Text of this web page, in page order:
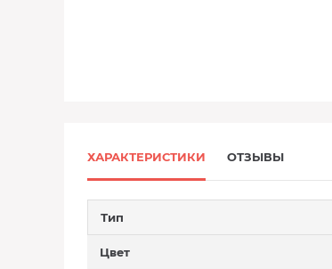
ХАРАКТЕРИСТИКИ ОТЗЫВЫ
Тип
Цвет